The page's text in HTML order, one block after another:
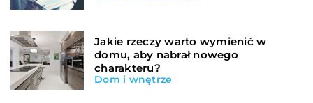
Jakie rzeczy warto wymienić w
domu, aby nabrał nowego
charakteru?
Dom i wnętrze